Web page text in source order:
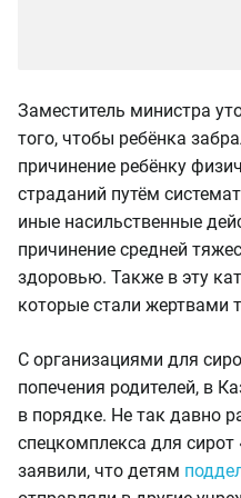
Заместитель министра
того, чтобы ребёнка
причинение ребёнку
страданий путём
иные насильственные
причинение средней
здоровью. Также в эту
которые стали жертвами
С организациями для
попечения родителей, в
в порядке. Не так давно
спецкомплекса для сирот
заявили, что детям